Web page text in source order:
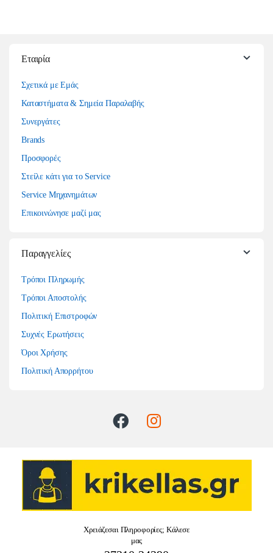
Εταιρία
Σχετικά με Εμάς
Καταστήματα & Σημεία Παραλαβής
Συνεργάτες
Brands
Προσφορές
Στείλε κάτι για το Service
Service Μηχανημάτων
Επικοινώνησε μαζί μας
Παραγγελίες
Τρόποι Πληρωμής
Τρόποι Αποστολής
Πολιτική Επιστροφών
Συχνές Ερωτήσεις
Όροι Χρήσης
Πολιτική Απορρήτου
Χρειάζεσαι Πληροφορίες; Κάλεσε
μας